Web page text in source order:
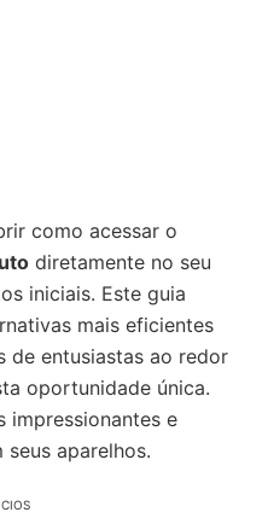
como acessar o
diretamente no seu
iniciais. Este guia
mais eficientes
de entusiastas ao redor
oportunidade única.
impressionantes e
aparelhos.